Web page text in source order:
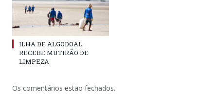
ILHA DE ALGODOAL
RECEBE MUTIRÃO DE
LIMPEZA
Os comentários estão fechados.